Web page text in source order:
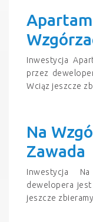
Inwestycja
przez
Wciąz jeszcze
Na
Zawada
Inwestycja
dewelopera jest
jeszcze